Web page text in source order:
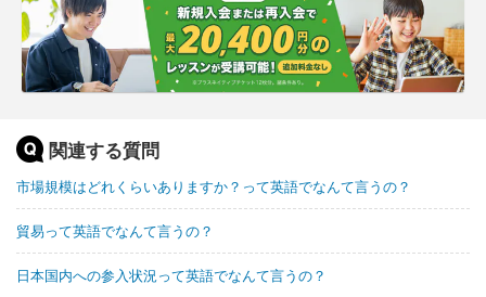
関連する質問
市場規模はどれくらいありますか？って英語でなんて言うの？
貿易って英語でなんて言うの？
日本国内への参入状況って英語でなんて言うの？